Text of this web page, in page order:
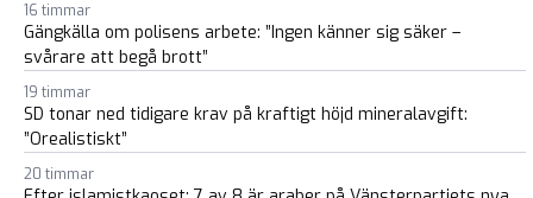
16 timmar
Gängkälla om polisens arbete: ”Ingen känner sig säker –
svårare att begå brott”
19 timmar
SD tonar ned tidigare krav på kraftigt höjd mineralavgift:
”Orealistiskt”
20 timmar